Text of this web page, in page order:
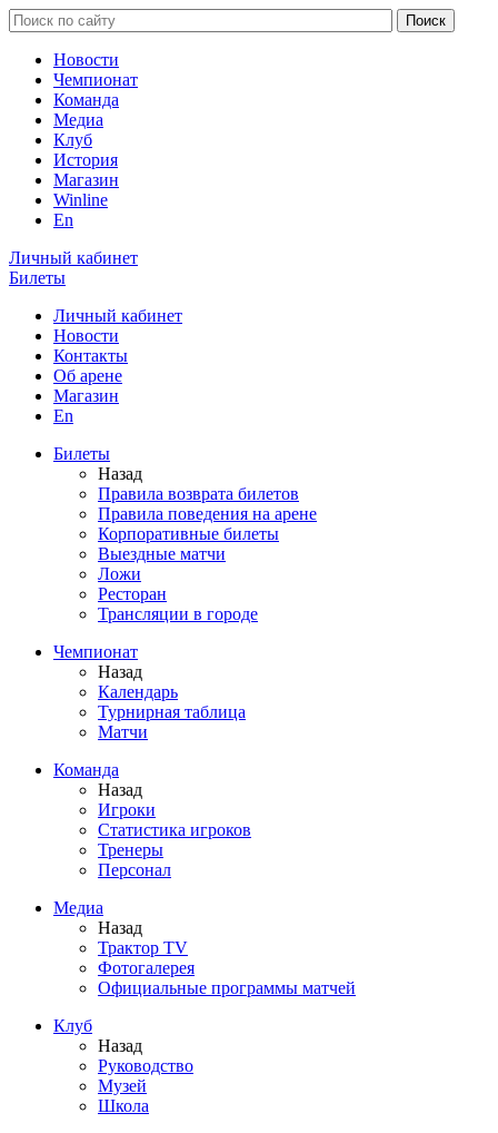
Новости
Чемпионат
Команда
Медиа
Клуб
История
Магазин
Winline
En
Личный кабинет
Билеты
Личный кабинет
Новости
Контакты
Об арене
Магазин
En
Билеты
Назад
Правила возврата билетов
Правила поведения на арене
Корпоративные билеты
Выездные матчи
Ложи
Ресторан
Трансляции в городе
Чемпионат
Назад
Календарь
Турнирная таблица
Матчи
Команда
Назад
Игроки
Статистика игроков
Тренеры
Персонал
Медиа
Назад
Трактор TV
Фотогалерея
Официальные программы матчей
Клуб
Назад
Руководство
Музей
Школа